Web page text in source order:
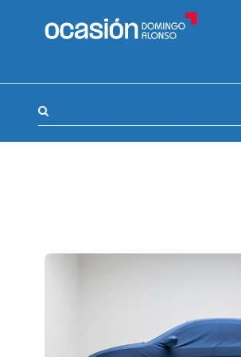
FILTROS
APPROVED
Modelo (0)